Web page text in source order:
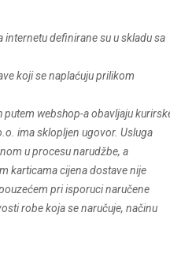
internetu definirane su u skladu sa
koji se naplaćuju prilikom
webshop-a obavljaju
ima sklopljen ugovor. Usluga
u procesu narudžbe, a
karticama cijena dostave nije
pri isporuci naručene
robe koja se naručuje, načinu